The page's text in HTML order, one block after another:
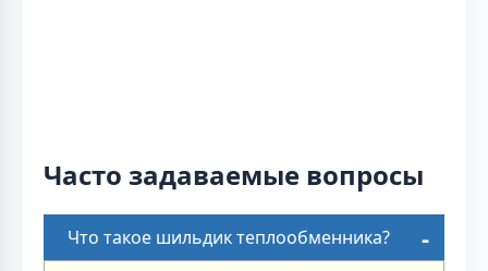
Часто задаваемые вопросы
Что такое шильдик теплообменника?